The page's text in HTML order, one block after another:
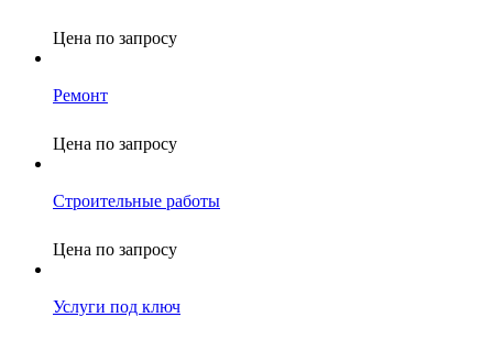
Цена по запросу
Ремонт
Цена по запросу
Строительные работы
Цена по запросу
Услуги под ключ